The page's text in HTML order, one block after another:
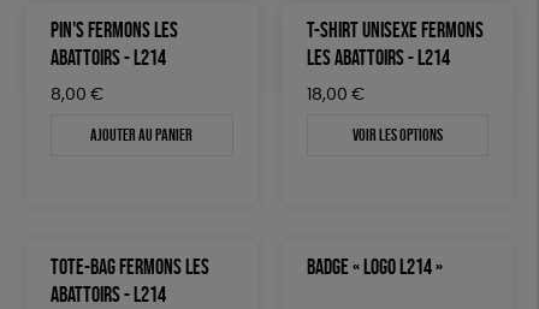
PIN'S FERMONS LES
ABATTOIRS - L214
8,00 €
Ajouter au panier
T-SHIRT UNISEXE FERMONS
LES ABATTOIRS - L214
18,00 €
Voir les options
TOTE-BAG FERMONS LES
ABATTOIRS - L214
BADGE « LOGO L214 »